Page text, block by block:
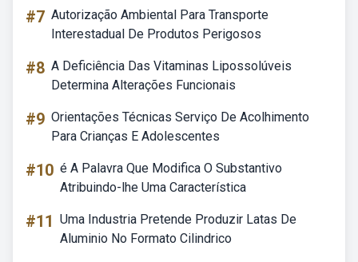
#7 Autorização Ambiental Para Transporte
Interestadual De Produtos Perigosos
#8 A Deficiência Das Vitaminas Lipossolúveis
Determina Alterações Funcionais
#9 Orientações Técnicas Serviço De Acolhimento
Para Crianças E Adolescentes
#10 é A Palavra Que Modifica O Substantivo
Atribuindo-lhe Uma Característica
#11 Uma Industria Pretende Produzir Latas De
Aluminio No Formato Cilindrico